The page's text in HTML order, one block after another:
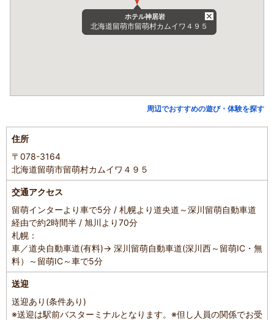
ホテル神居岩
北海道留萌市留萌村カムイワ４９５
周辺でおすすめの遊び・体験を探す
住所
〒078-3164
北海道留萌市留萌村カムイワ４９５
交通アクセス
留萌インターより車で5分 / 札幌より道央道～深川留萌自動車道
経由で約2時間半 / 旭川より70分
札幌：
車／道央自動車道(有料)→ 深川留萌自動車道(深川西～留萌IC・無
料）～留萌IC～車で5分
送迎
送迎あり(条件あり)
※送迎は駅前バスターミナルとなります。※但し人員の関係でお受